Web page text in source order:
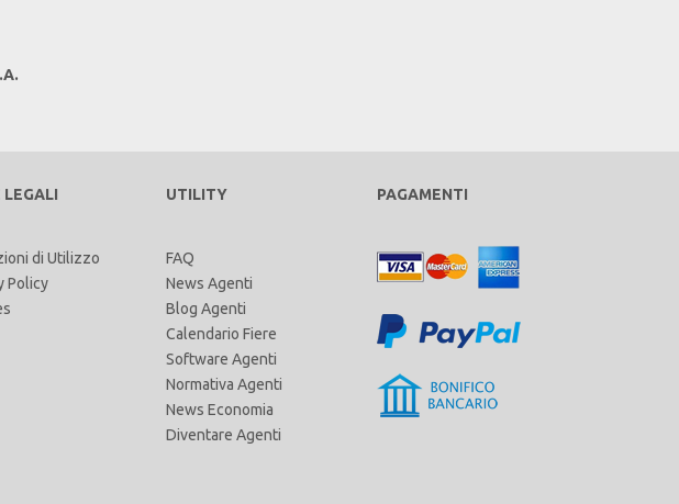
LEGALI
di Utilizzo
Policy
UTILITY
FAQ
News Agenti
Blog Agenti
Calendario Fiere
Software Agenti
Normativa Agenti
News Economia
Diventare Agenti
PAGAMENTI